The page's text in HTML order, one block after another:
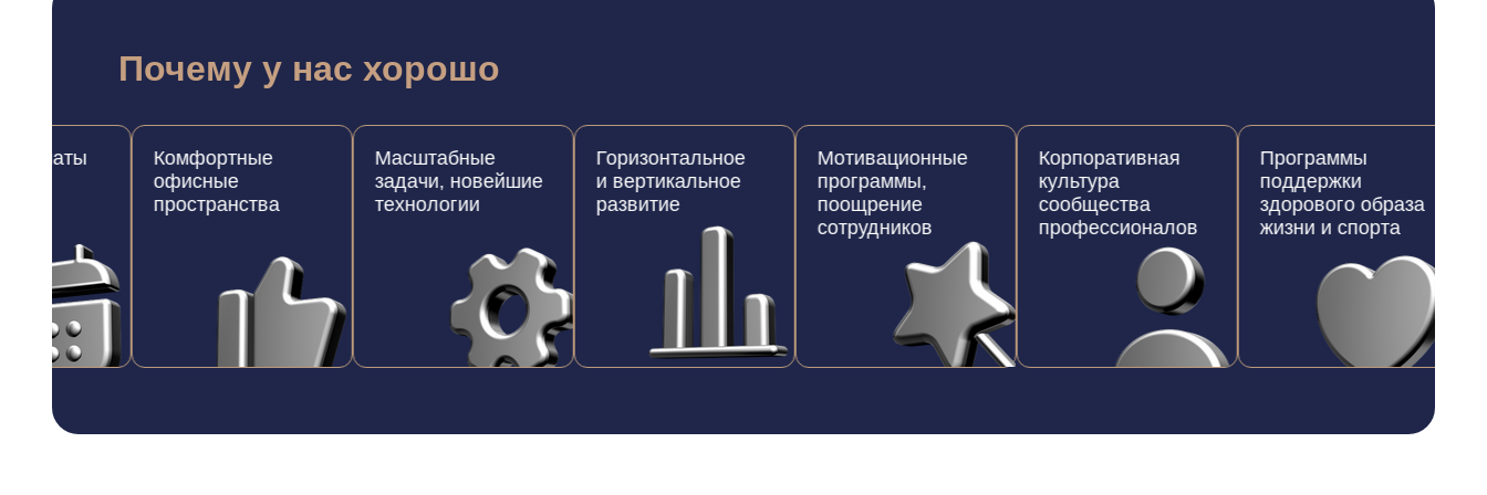
Почему у нас хорошо
Комфортные
офисные
пространства
Масштабные
задачи, новейшие
технологии
Горизонтальное
и вертикальное
развитие
Мотивационные
программы,
поощрение
сотрудников
Корпоративная
культура
сообщества
профессионалов
Программы
поддержки
здорового образа
жизни и спорта